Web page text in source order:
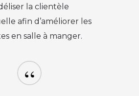
la clientèle
afin d’améliorer les
en salle à manger.
“